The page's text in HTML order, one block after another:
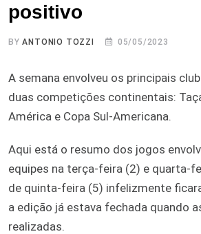
positivo
BYANTONIO TOZZI 05/05/2023
A semana envolveu os principais
duas competições continentais:
América e Copa Sul-Americana.
Aqui está o resumo dos jogos
equipes na terça-feira (2) e quarta-
de quinta-feira (5) infelizmente
a edição já estava fechada quando
realizadas.